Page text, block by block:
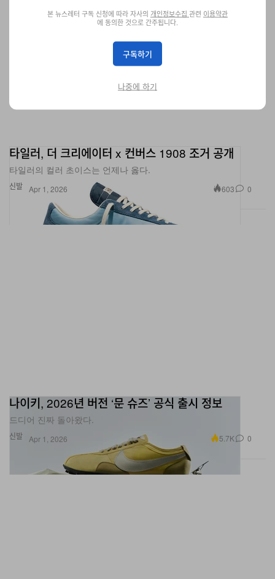
신발
타일러, 더 크리에이터 x 컨버스 1908 조거 공개
타일러의 컬러 초이스는 언제나 옳다.
Apr 1, 2026 603 0
신발
나이키, 2026년 버전 ‘문 슈즈’ 공식 출시 정보
드디어 진짜 돌아왔다.
Apr 1, 2026 5.7K 0
본 뉴스레터 구독 신청에 따라 자사의 개인정보수집 관련 이용약관
에 동의한 것으로 간주됩니다.
구독하기
나중에 하기